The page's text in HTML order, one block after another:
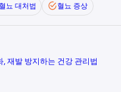
혈뇨 대처법 혈뇨 증상
재발 방지하는 건강 관리법